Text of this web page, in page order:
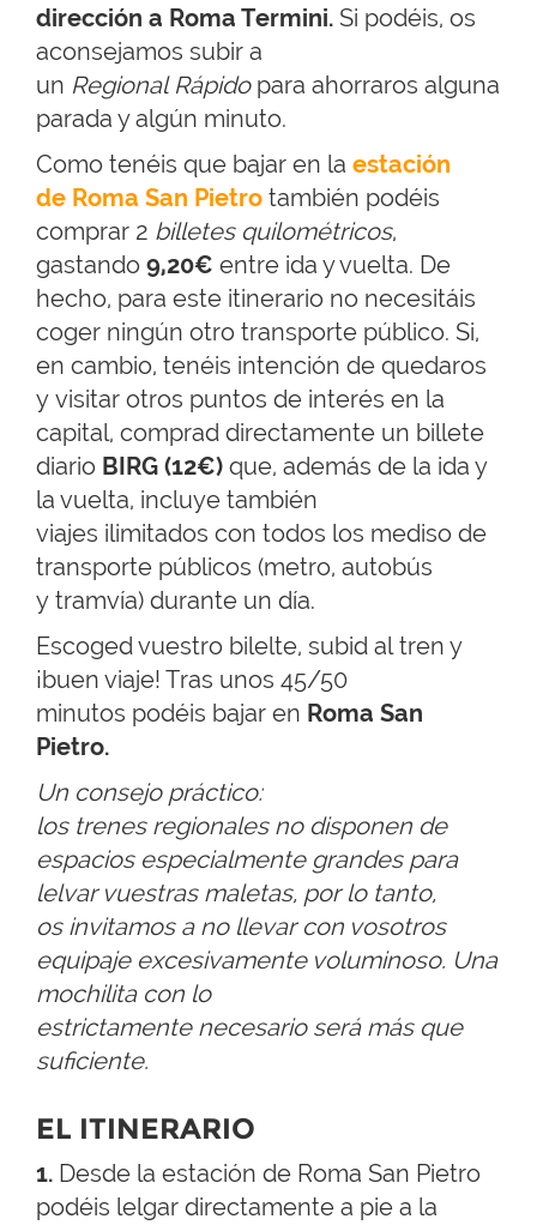
dirección a Roma Termini. Si podéis, os
aconsejamos subir a
un Regional Rápidopara ahorraros alguna
parada y algún minuto.
Como tenéis que bajar en la estación
de Roma San Pietro también podéis
comprar 2 billetes quilométricos,
gastando 9,20€ entre ida y vuelta. De
hecho, para este itinerario no necesitáis
coger ningún otro transporte público. Si,
en cambio, tenéis intención de quedaros
y visitar otros puntos de interés en la
capital, comprad directamente un billete
diario BIRG (12€) que, además de la ida y
la vuelta, incluye también
viajes ilimitados con todos los mediso de
transporte públicos (metro, autobús
y tramvía) durante un día.
Escoged vuestro bilelte, subid al tren y
¡buen viaje! Tras unos 45/50
minutos podéis bajar en Roma San
Pietro.
Un consejo práctico:
los trenes regionales no disponen de
espacios especialmente grandes para
lelvar vuestras maletas, por lo tanto,
os invitamos a no llevar con vosotros
equipaje excesivamente voluminoso. Una
mochilita con lo
estrictamente necesario será más que
suficiente.
EL ITINERARIO
1. Desde la estación de Roma San Pietro
podéis lelgar directamente a pie a la